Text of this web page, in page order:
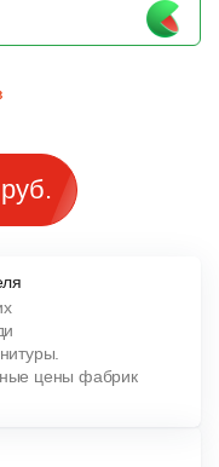
цены фабрик